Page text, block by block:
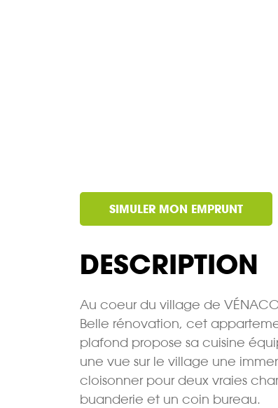
SIMULER MON EMPRUNT
DESCRIPTION
Au coeur du village de
Belle rénovation, cet
plafond propose sa cuisine
une vue sur le village une
cloisonner pour deux vraies
buanderie et un coin bureau.